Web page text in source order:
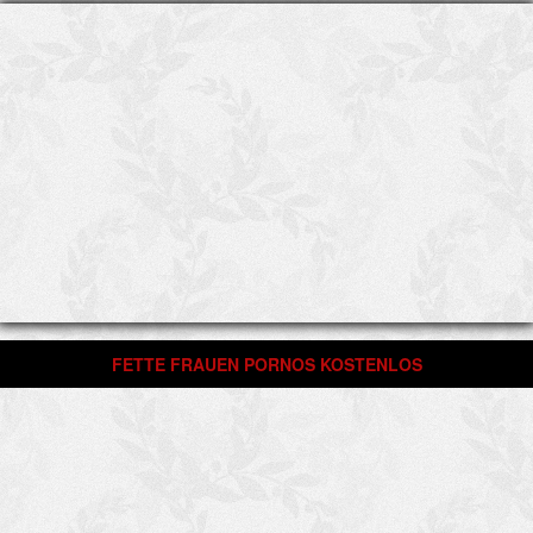
FETTE FRAUEN PORNOS KOSTENLOS